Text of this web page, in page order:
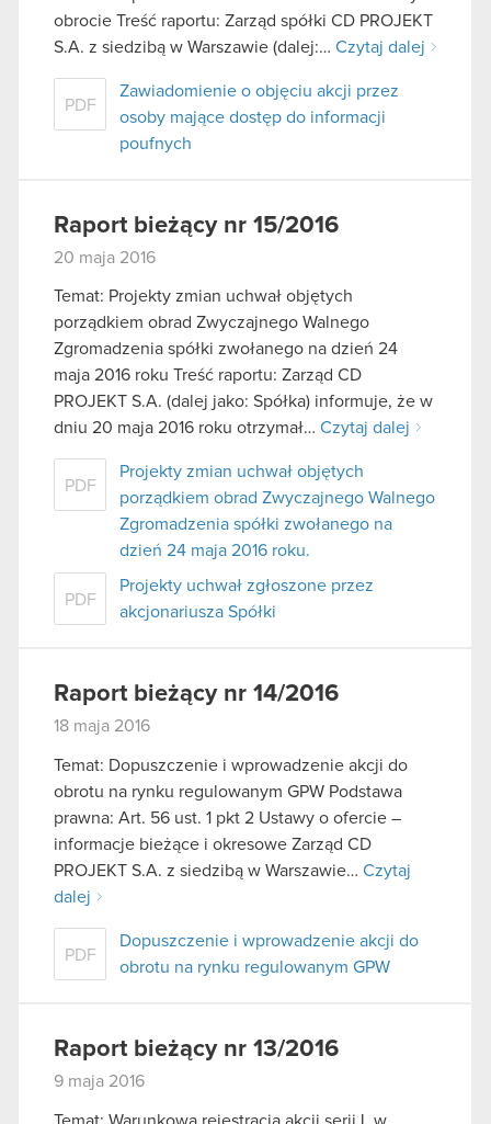
obrocie Treść raportu: Zarząd spółki CD PROJEKT
S.A. z siedzibą w Warszawie (dalej:… Czytaj dalej
PDF
Zawiadomienie o objęciu akcji przez
osoby mające dostęp do informacji
poufnych
Raport bieżący nr 15/2016
20 maja 2016
Temat: Projekty zmian uchwał objętych
porządkiem obrad Zwyczajnego Walnego
Zgromadzenia spółki zwołanego na dzień 24
maja 2016 roku Treść raportu: Zarząd CD
PROJEKT S.A. (dalej jako: Spółka) informuje, że w
dniu 20 maja 2016 roku otrzymał… Czytaj dalej
PDF
Projekty zmian uchwał objętych
porządkiem obrad Zwyczajnego Walnego
Zgromadzenia spółki zwołanego na
dzień 24 maja 2016 roku.
PDF
Projekty uchwał zgłoszone przez
akcjonariusza Spółki
Raport bieżący nr 14/2016
18 maja 2016
Temat: Dopuszczenie i wprowadzenie akcji do
obrotu na rynku regulowanym GPW Podstawa
prawna: Art. 56 ust. 1 pkt 2 Ustawy o ofercie –
informacje bieżące i okresowe Zarząd CD
PROJEKT S.A. z siedzibą w Warszawie… Czytaj
dalej
PDF
Dopuszczenie i wprowadzenie akcji do
obrotu na rynku regulowanym GPW
Raport bieżący nr 13/2016
9 maja 2016
Temat: Warunkowa rejestracja akcji serii L w